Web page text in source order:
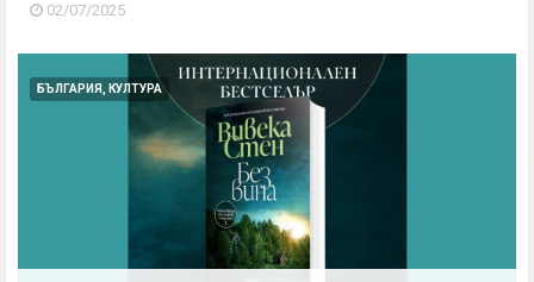
02/07/2025
БЪЛГАРИЯ, КУЛТУРА